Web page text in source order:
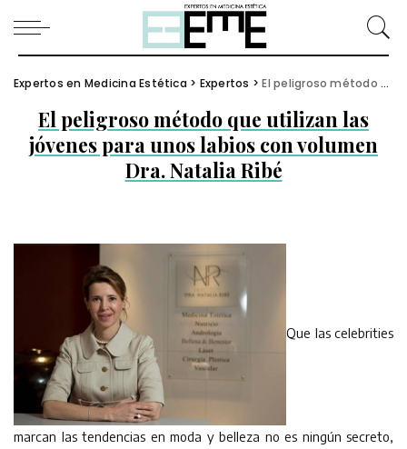
Expertos en Medicina Estética > Expertos >El peligroso método que utilizan las jóvenes para unos labios con volumen Dra. Natalia Ribé
El peligroso método que utilizan las
jóvenes para unos labios con volumen
Dra. Natalia Ribé
Que las celebrities
marcan las tendencias en moda y belleza no es ningún secreto,